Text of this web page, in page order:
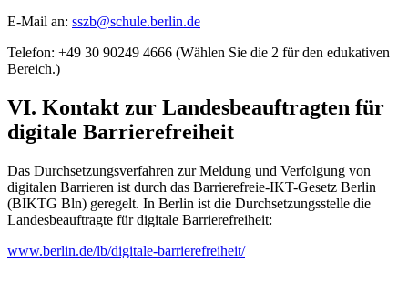
E-Mail an: sszb@schule.berlin.de
Telefon: +49 30 90249 4666 (Wählen Sie die 2 für den edukativen
Bereich.)
VI. Kontakt zur Landesbeauftragten für
digitale Barrierefreiheit
Das Durchsetzungsverfahren zur Meldung und Verfolgung von
digitalen Barrieren ist durch das Barrierefreie-IKT-Gesetz Berlin
(BIKTG Bln) geregelt. In Berlin ist die Durchsetzungsstelle die
Landesbeauftragte für digitale Barrierefreiheit:
www.berlin.de/lb/digitale-barrierefreiheit/